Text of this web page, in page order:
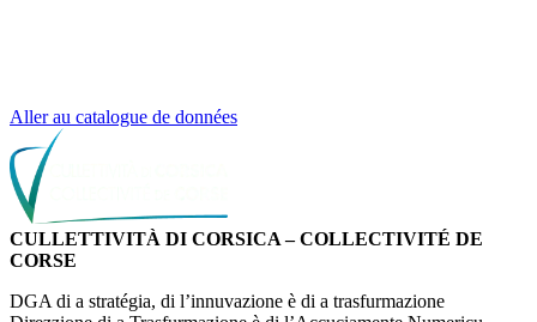
Aller au catalogue de données
CULLETTIVITÀ DI CORSICA – COLLECTIVITÉ DE
CORSE
DGA di a stratégia, di l’innuvazione è di a trasfurmazione